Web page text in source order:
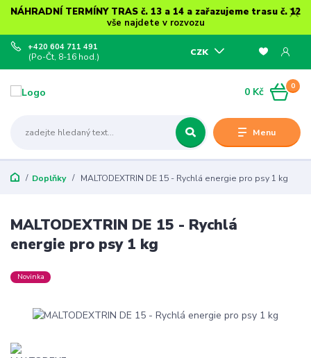
NÁHRADNÍ TERMÍNY TRAS č. 13 a 14 a zařazujeme trasu č. 12
vše najdete v rozvozu
Menu
CZK
+420 604 711 491
(Po-Čt, 8-16 hod.)
0
0 Kč
Doplňky MALTODEXTRIN DE 15 - Rychlá energie pro psy 1 kg
MALTODEXTRIN DE 15 - Rychlá
energie pro psy 1 kg
Novinka